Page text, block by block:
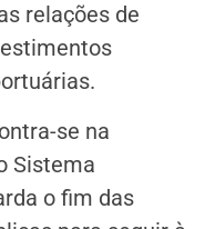
relações de
se na
Sistema
o fim das